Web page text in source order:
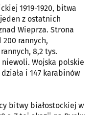
1919-1920, bitwa
z ostatnich
Wieprza. Strona
rannych,
8,2 tys.
niewoli. Wojska polskie
i 147 karabinów
bitwy białostockiej w